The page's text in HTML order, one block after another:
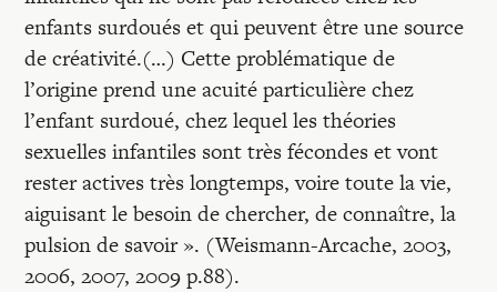
enfants surdoués et qui peuvent être une source
de créativité.(…) Cette problématique de
l’origine prend une acuité particulière chez
l’enfant surdoué, chez lequel les théories
sexuelles infantiles sont très fécondes et vont
rester actives très longtemps, voire toute la vie,
aiguisant le besoin de chercher, de connaître, la
pulsion de savoir ». (Weismann-Arcache, 2003,
2006, 2007, 2009 p.88).